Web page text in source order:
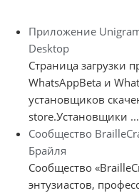
Приложение
Desktop
Страница загрузки
WhatsAppBeta и
установщиков
store.Установщики ...
Сообщество
Брайля
Сообщество
энтузиастов,